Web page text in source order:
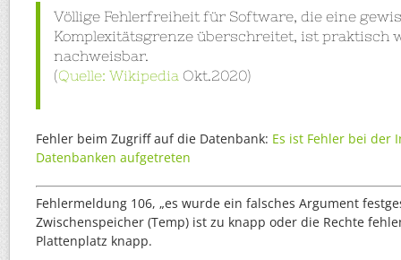
Völlige Fehlerfreiheit für Software, die eine
Komplexitätsgrenze überschreitet, ist praktisch
nachweisbar.
(Quelle: Wikipedia Okt.2020)
Fehler beim Zugriff auf die Datenbank: Es ist Fehler bei der
Datenbanken aufgetreten
Fehlermeldung 106, „es wurde ein falsches Argument
Zwischenspeicher (Temp) ist zu knapp oder die Rechte
Plattenplatz knapp.